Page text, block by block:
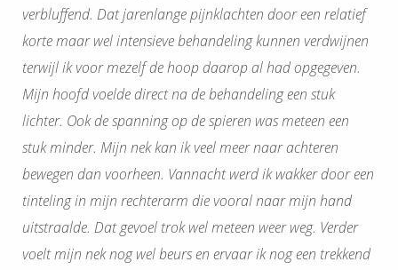
verbluffend. Dat jarenlange pijnklachten door een relatief
korte maar wel intensieve behandeling kunnen verdwijnen
terwijl ik voor mezelf de hoop daarop al had opgegeven.
Mijn hoofd voelde direct na de behandeling een stuk
lichter. Ook de spanning op de spieren was meteen een
stuk minder. Mijn nek kan ik veel meer naar achteren
bewegen dan voorheen. Vannacht werd ik wakker door een
tinteling in mijn rechterarm die vooral naar mijn hand
uitstraalde. Dat gevoel trok wel meteen weer weg. Verder
voelt mijn nek nog wel beurs en ervaar ik nog een trekkend